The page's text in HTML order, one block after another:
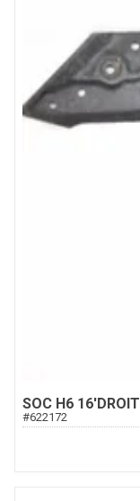
SOC H6 16'DROIT
#622172